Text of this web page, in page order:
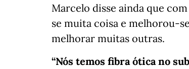
Marcelo disse ainda que
se muita coisa e melhorou-
melhorar muitas outras.
“Nós temos fibra ótica no